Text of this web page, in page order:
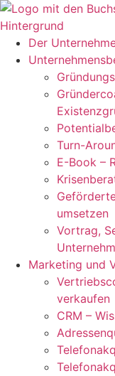
Zum
Inhalt
springen
Der
Turn-
E-Book –
umsetzen
Vortrag,
Marketing und
verkaufen
CRM –